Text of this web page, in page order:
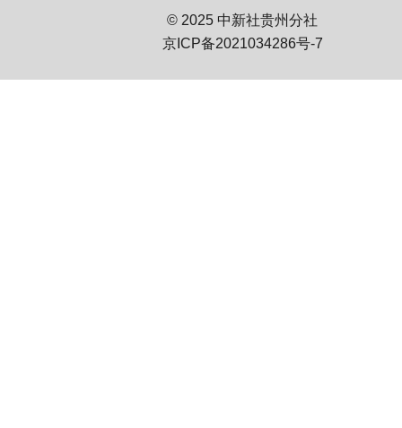
© 2025 中新社贵州分社
京ICP备2021034286号-7